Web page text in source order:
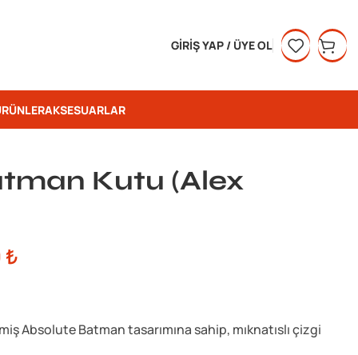
GIRIŞ YAP / ÜYE OL
AKSESUARLAR
Kutu (Alex
₺
Absolute Batman tasarımına sahip, mıknatıslı çizgi